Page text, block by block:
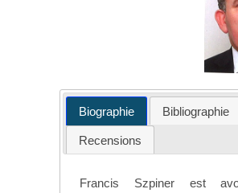
Biographie Bibliographie
Recensions
Francis Szpiner est